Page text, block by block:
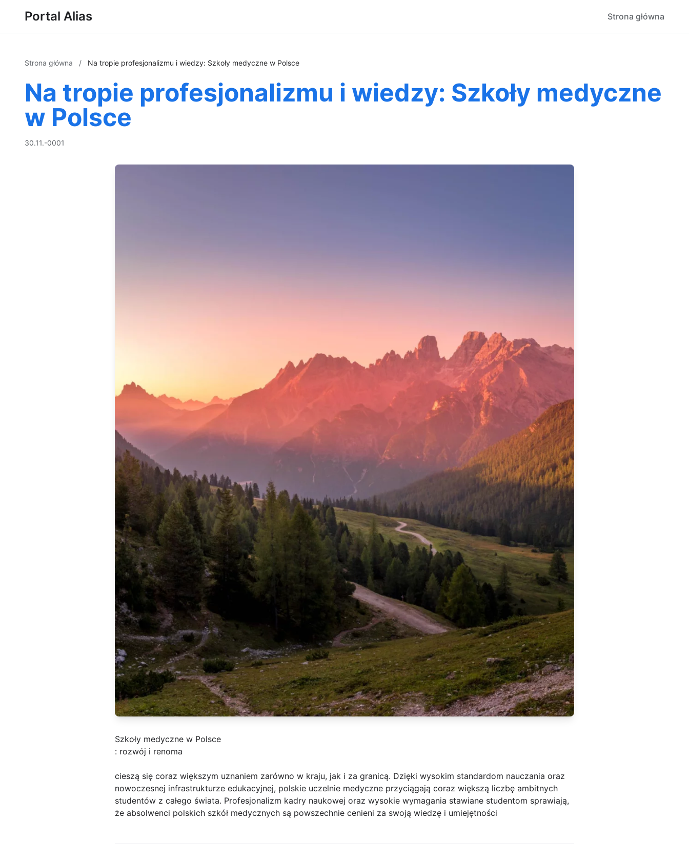
Portal Alias Strona główna
Strona główna / Na tropie profesjonalizmu i wiedzy: Szkoły medyczne w Polsce
Na tropie profesjonalizmu i wiedzy: Szkoły medyczne
w Polsce
30.11.-0001
Szkoły medyczne w Polsce
: rozwój i renoma
cieszą się coraz większym uznaniem zarówno w kraju, jak i za granicą. Dzięki wysokim standardom nauczania oraz
nowoczesnej infrastrukturze edukacyjnej, polskie uczelnie medyczne przyciągają coraz większą liczbę ambitnych
studentów z całego świata. Profesjonalizm kadry naukowej oraz wysokie wymagania stawiane studentom sprawiają,
że absolwenci polskich szkół medycznych są powszechnie cenieni za swoją wiedzę i umiejętności